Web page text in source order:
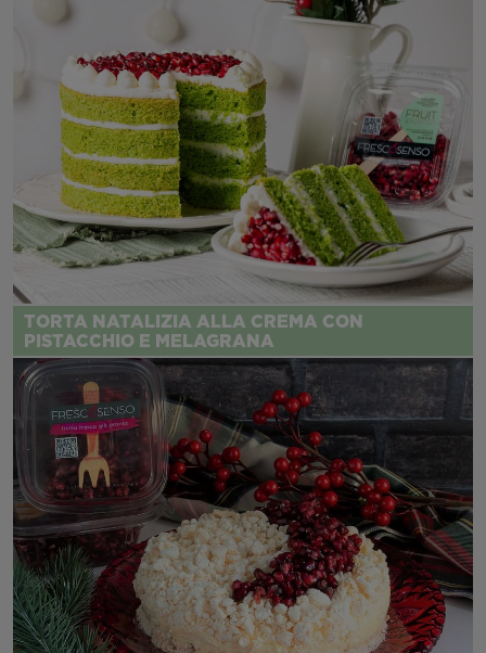
TORTA NATALIZIA ALLA CREMA CON
PISTACCHIO E MELAGRANA